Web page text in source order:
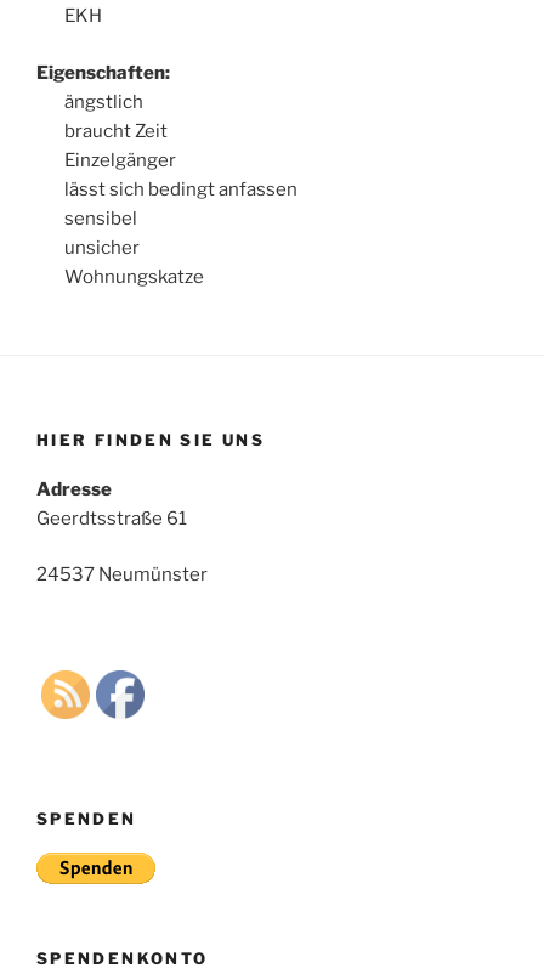
EKH
Eigenschaften:
ängstlich
braucht Zeit
Einzelgänger
lässt sich bedingt anfassen
sensibel
unsicher
Wohnungskatze
HIER FINDEN SIE UNS
Adresse
Geerdtsstraße 61
24537 Neumünster
SPENDEN
SPENDENKONTO